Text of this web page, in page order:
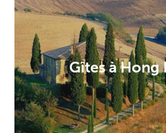
Gîtes à Hong